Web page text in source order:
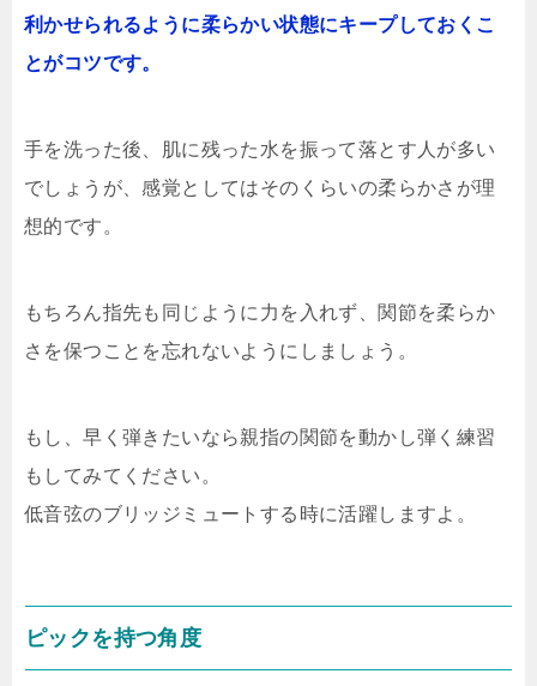
利かせられるように柔らかい状態にキープしておくこ
とがコツです。
手を洗った後、肌に残った水を振って落とす人が多い
でしょうが、感覚としてはそのくらいの柔らかさが理
想的です。
もちろん指先も同じように力を入れず、関節を柔らか
さを保つことを忘れないようにしましょう。
もし、早く弾きたいなら親指の関節を動かし弾く練習
もしてみてください。
低音弦のブリッジミュートする時に活躍しますよ。
ピックを持つ角度